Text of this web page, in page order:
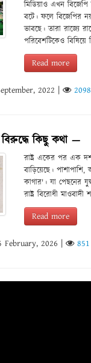
মিডিয়াও এখন
বটে। ফলে বিজেপির
ভাবছে। তারা রাজ্যে
পরিবেশটিকেও বিষিয়ে
Read more
2022 2098
কিছু কথা —
রাষ্ট্র একের পর এক
বাড়িয়েছে।
কাগার'। যা পেছনের
রাষ্ট্র বিরোধী
Read more
February, 2026 851